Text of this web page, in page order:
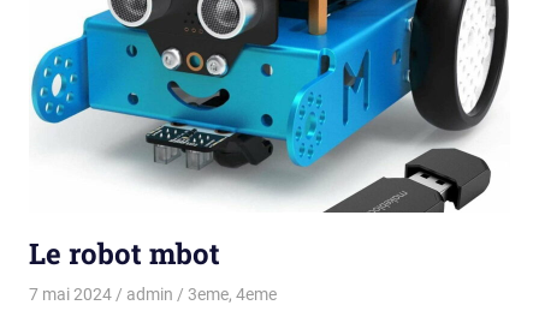
Le robot mbot
7 mai 2024 admin 3eme, 4eme